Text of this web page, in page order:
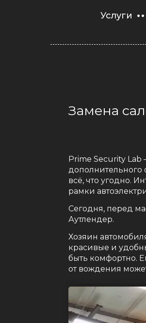
Услуги
Замена
Prime Security Lab
всё, что угодно.
рамки
Сегодня, перед
Аутлендер.
Хозяин
красивые и
быть комфортно.
от вождения